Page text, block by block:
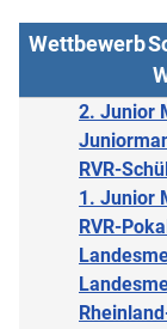
Wettbewerb
2. Junior
RVR-
1. Junior
RVR-